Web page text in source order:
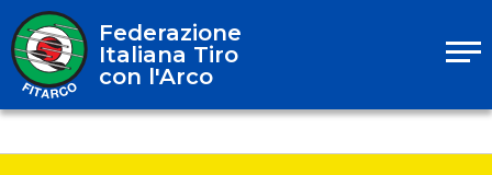
Federazione
Italiana Tiro
con l'Arco